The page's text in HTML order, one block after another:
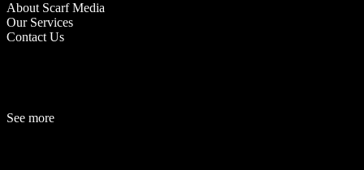
About Scarf Media
Our Services
Contact Us
See more